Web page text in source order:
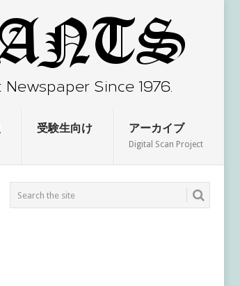
受験生向け アーカイブ
Digital Scan Project